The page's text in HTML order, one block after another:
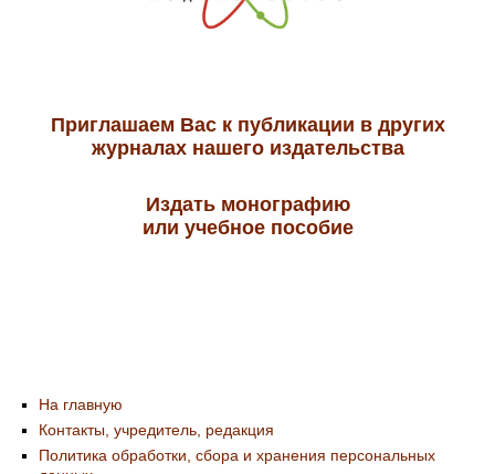
Приглашаем Вас к публикации в других
журналах нашего издательства
Издать монографию
или учебное пособие
На главную
Контакты, учредитель, редакция
Политика обработки, сбора и хранения персональных